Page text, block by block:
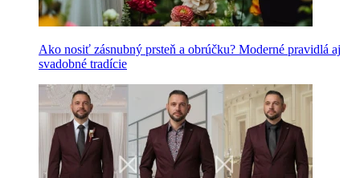
Ako nosiť zásnubný prsteň a obrúčku? Moderné pravidlá aj
svadobné tradície